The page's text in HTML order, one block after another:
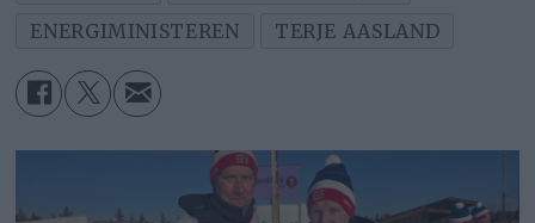
ENERGIMINISTEREN
TERJE AASLAND